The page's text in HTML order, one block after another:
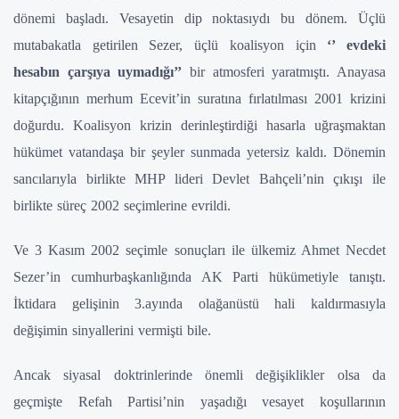
dönemi başladı. Vesayetin dip noktasıydı bu dönem. Üçlü
mutabakatla getirilen Sezer, üçlü koalisyon için ‘’ evdeki
hesabın çarşıya uymadığı’’ bir atmosferi yaratmıştı. Anayasa
kitapçığının merhum Ecevit’in suratına fırlatılması 2001 krizini
doğurdu. Koalisyon krizin derinleştirdiği hasarla uğraşmaktan
hükümet vatandaşa bir şeyler sunmada yetersiz kaldı. Dönemin
sancılarıyla birlikte MHP lideri Devlet Bahçeli’nin çıkışı ile
birlikte süreç 2002 seçimlerine evrildi.
Ve 3 Kasım 2002 seçimle sonuçları ile ülkemiz Ahmet Necdet
Sezer’in cumhurbaşkanlığında AK Parti hükümetiyle tanıştı.
İktidara gelişinin 3.ayında olağanüstü hali kaldırmasıyla
değişimin sinyallerini vermişti bile.
Ancak siyasal doktrinlerinde önemli değişiklikler olsa da
geçmişte Refah Partisi’nin yaşadığı vesayet koşullarının